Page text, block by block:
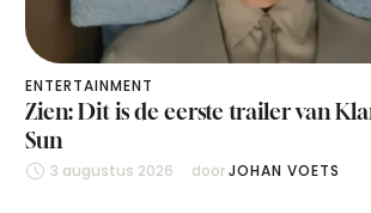
ENTERTAINMENT
Zien: Dit is de eerste trailer van
Sun
3 augustus 2026 door JOHAN VOETS